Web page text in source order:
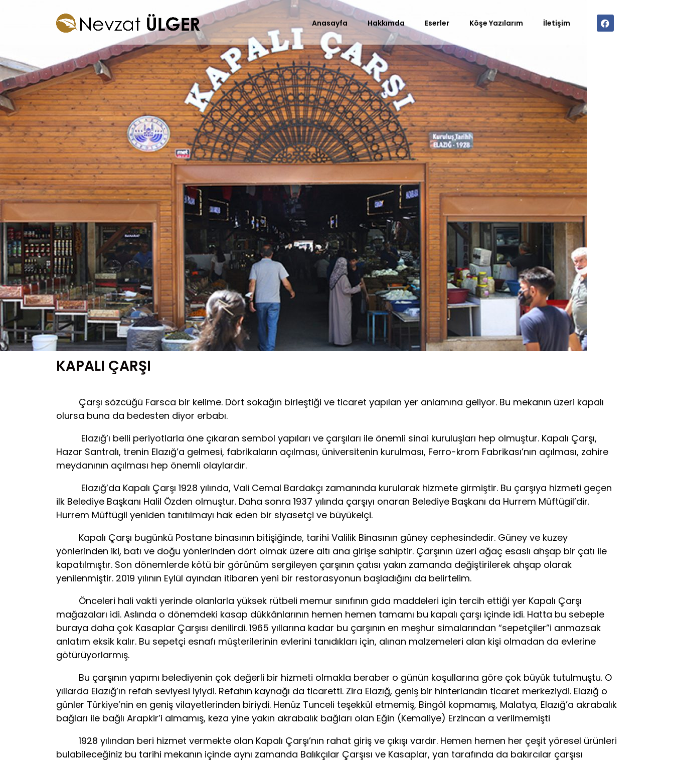
Anasayfa Hakkımda Eserler Köşe Yazılarım İletişim
KAPALI ÇARŞI
Çarşı sözcüğü Farsca bir kelime. Dört sokağın birleştiği ve ticaret yapılan yer anlamına geliyor. Bu mekanın üzeri kapalı
olursa buna da bedesten diyor erbabı.
Elazığ’ı belli periyotlarla öne çıkaran sembol yapıları ve çarşıları ile önemli sinai kuruluşları hep olmuştur. Kapalı Çarşı,
Hazar Santralı, trenin Elazığ’a gelmesi, fabrikaların açılması, üniversitenin kurulması, Ferro-krom Fabrikası’nın açılması, zahire
meydanının açılması hep önemli olaylardır.
Elazığ’da Kapalı Çarşı 1928 yılında, Vali Cemal Bardakçı zamanında kurularak hizmete girmiştir. Bu çarşıya hizmeti geçen
ilk Belediye Başkanı Halil Özden olmuştur. Daha sonra 1937 yılında çarşıyı onaran Belediye Başkanı da Hurrem Müftügil’dir.
Hurrem Müftügil yeniden tanıtılmayı hak eden bir siyasetçi ve büyükelçi.
Kapalı Çarşı bugünkü Postane binasının bitişiğinde, tarihi Valilik Binasının güney cephesindedir. Güney ve kuzey
yönlerinden iki, batı ve doğu yönlerinden dört olmak üzere altı ana girişe sahiptir. Çarşının üzeri ağaç esaslı ahşap bir çatı ile
kapatılmıştır. Son dönemlerde kötü bir görünüm sergileyen çarşının çatısı yakın zamanda değiştirilerek ahşap olarak
yenilenmiştir. 2019 yılının Eylül ayından itibaren yeni bir restorasyonun başladığını da belirtelim.
Önceleri hali vakti yerinde olanlarla yüksek rütbeli memur sınıfının gıda maddeleri için tercih ettiği yer Kapalı Çarşı
mağazaları idi. Aslında o dönemdeki kasap dükkânlarının hemen hemen tamamı bu kapalı çarşı içinde idi. Hatta bu sebeple
buraya daha çok Kasaplar Çarşısı denilirdi. 1965 yıllarına kadar bu çarşının en meşhur simalarından “sepetçiler”i anmazsak
anlatım eksik kalır. Bu sepetçi esnafı müşterilerinin evlerini tanıdıkları için, alınan malzemeleri alan kişi olmadan da evlerine
götürüyorlarmış.
Bu çarşının yapımı belediyenin çok değerli bir hizmeti olmakla beraber o günün koşullarına göre çok büyük tutulmuştu. O
yıllarda Elazığ’ın refah seviyesi iyiydi. Refahın kaynağı da ticaretti. Zira Elazığ, geniş bir hinterlandın ticaret merkeziydi. Elazığ o
günler Türkiye’nin en geniş vilayetlerinden biriydi. Henüz Tunceli teşekkül etmemiş, Bingöl kopmamış, Malatya, Elazığ’a akrabalık
bağları ile bağlı Arapkir’i almamış, keza yine yakın akrabalık bağları olan Eğin (Kemaliye) Erzincan a verilmemişti
1928 yılından beri hizmet vermekte olan Kapalı Çarşı’nın rahat giriş ve çıkışı vardır. Hemen hemen her çeşit yöresel ürünleri
bulabileceğiniz bu tarihi mekanın içinde aynı zamanda Balıkçılar Çarşısı ve Kasaplar, yan tarafında da bakırcılar çarşısı